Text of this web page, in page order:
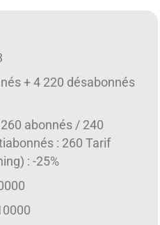
+ 4 220 désabonnés
abonnés / 240
: 260 Tarif
: -25%